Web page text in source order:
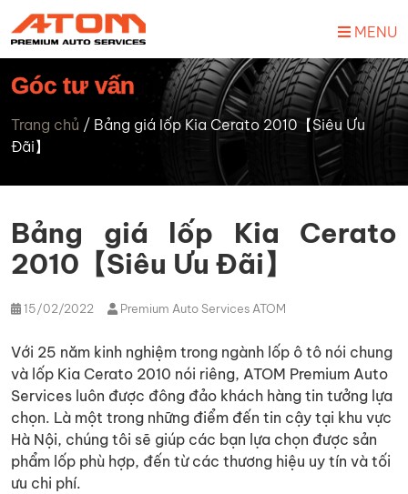
MENU
Góc tư vấn
Trang chủ / Bảng giá lốp Kia Cerato 2010【Siêu Ưu
Đãi】
Bảng giá lốp Kia Cerato
2010【Siêu Ưu Đãi】
15/02/2022 Premium Auto Services ATOM
Với 25 năm kinh nghiệm trong ngành lốp ô tô nói chung
và lốp Kia Cerato 2010 nói riêng, ATOM Premium Auto
Services luôn được đông đảo khách hàng tin tưởng lựa
chọn. Là một trong những điểm đến tin cậy tại khu vực
Hà Nội, chúng tôi sẽ giúp các bạn lựa chọn được sản
phẩm lốp phù hợp, đến từ các thương hiệu uy tín và tối
ưu chi phí.